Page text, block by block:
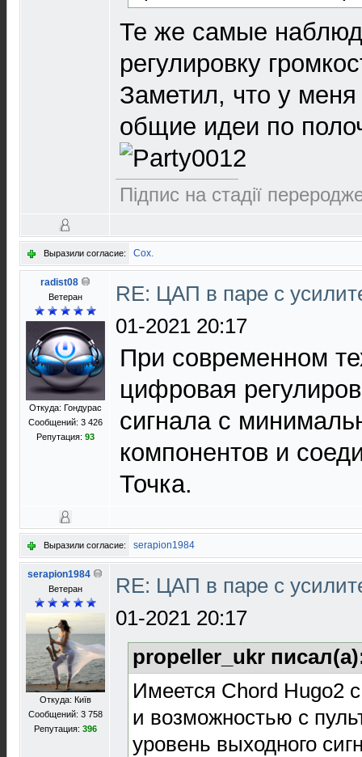
Те же самые
регулировку
Заметил, что у
общие идеи по
Підпис на стадії
Выразили согласие: Cox.
radist08
Ветеран
Откуда: Гондурас
Сообщений: 3 426
Репутация: 93
RE: ЦАП в паре с
01-2021 20:17
При современном
цифровая
сигнала с
компонентов и
Точка.
Выразили согласие: serapion1984
serapion1984
Ветеран
Откуда: Київ
Сообщений: 3 758
Репутация: 396
RE: ЦАП в паре с
01-2021 20:17
propeller_ukr
Имеется Chord Hugo2
и возможностью с
уровень выходного